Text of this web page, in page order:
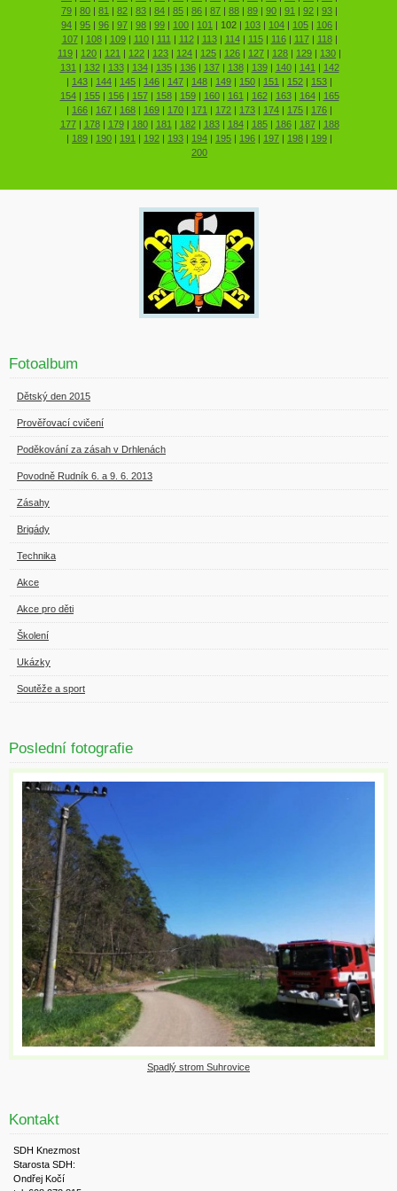
79 | 80 | 81 | 82 | 83 | 84 | 85 | 86 | 87 | 88 | 89 | 90 | 91 | 92 | 93 |
94 | 95 | 96 | 97 | 98 | 99 | 100 | 101 | 102 | 103 | 104 | 105 | 106 |
107 | 108 | 109 | 110 | 111 | 112 | 113 | 114 | 115 | 116 | 117 | 118 |
119 | 120 | 121 | 122 | 123 | 124 | 125 | 126 | 127 | 128 | 129 | 130 |
131 | 132 | 133 | 134 | 135 | 136 | 137 | 138 | 139 | 140 | 141 | 142
| 143 | 144 | 145 | 146 | 147 | 148 | 149 | 150 | 151 | 152 | 153 |
154 | 155 | 156 | 157 | 158 | 159 | 160 | 161 | 162 | 163 | 164 | 165
| 166 | 167 | 168 | 169 | 170 | 171 | 172 | 173 | 174 | 175 | 176 |
177 | 178 | 179 | 180 | 181 | 182 | 183 | 184 | 185 | 186 | 187 | 188
| 189 | 190 | 191 | 192 | 193 | 194 | 195 | 196 | 197 | 198 | 199 |
200
Fotoalbum
Dětský den 2015
Prověřovací cvičení
Poděkování za zásah v Drhlenách
Povodně Rudník 6. a 9. 6. 2013
Zásahy
Brigády
Technika
Akce
Akce pro děti
Školení
Ukázky
Soutěže a sport
Poslední fotografie
Spadlý strom Suhrovice
Kontakt
SDH Knezmost
Starosta SDH:
Ondřej Kočí